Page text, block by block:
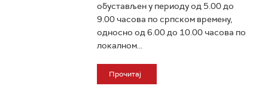
обустављен у периоду од 5.00 до
9.00 часова по српском времену,
односно од 6.00 до 10.00 часова по
локалном...
Прочитај